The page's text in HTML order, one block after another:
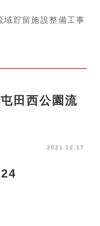
貯留施設整備工事
田西公園流
2021.12.17